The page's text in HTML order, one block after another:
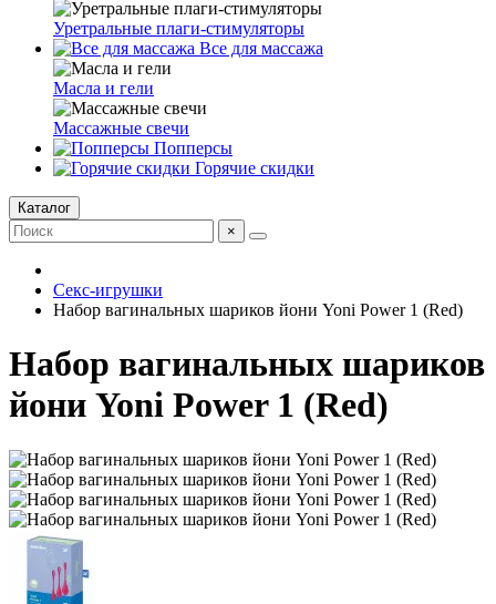
Уретральные плаги-стимуляторы
Все для массажа
Масла и гели
Массажные свечи
Попперсы
Горячие скидки
Каталог
×
Секс-игрушки
Набор вагинальных шариков йони Yoni Power 1 (Red)
Набор вагинальных шариков
йони Yoni Power 1 (Red)